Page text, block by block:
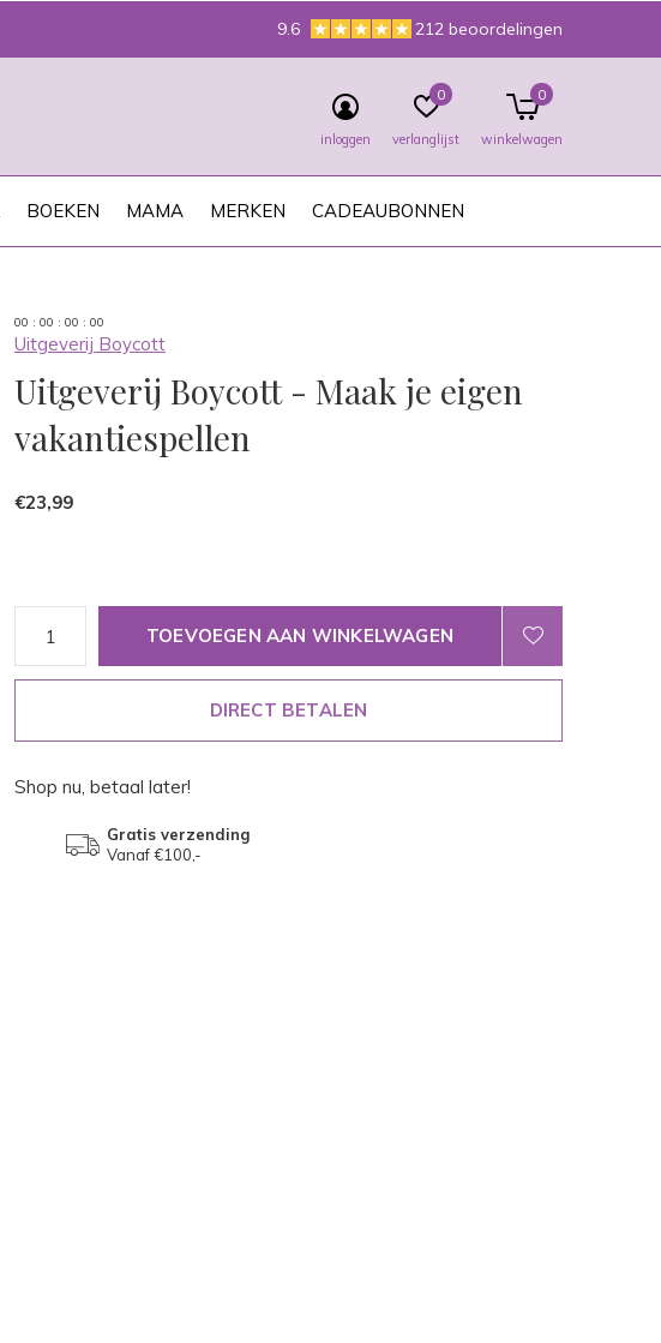
BOEKEN MAMA MERKEN CADEAUBONNEN
inloggen verlanglijst
0
winkelwagen
0
9.6 212 beoordelingen
00 : 00 : 00 : 00
Uitgeverij Boycott
Uitgeverij Boycott - Maak je eigen
vakantiespellen
€23,99
TOEVOEGEN AAN WINKELWAGEN
DIRECT BETALEN
Shop nu, betaal later!
Gratis verzending
Vanaf €100,-